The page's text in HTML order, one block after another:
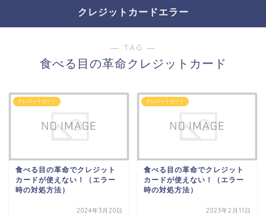
クレジットカードエラー
― TAG ―
食べる目の革命クレジットカード
クレジットカード
食べる目の革命でクレジット
カードが使えない！（エラー
時の対処方法）
2024年3月20日
クレジットカード
食べる目の革命でクレジット
カードが使えない！（エラー
時の対処方法）
2023年2月11日